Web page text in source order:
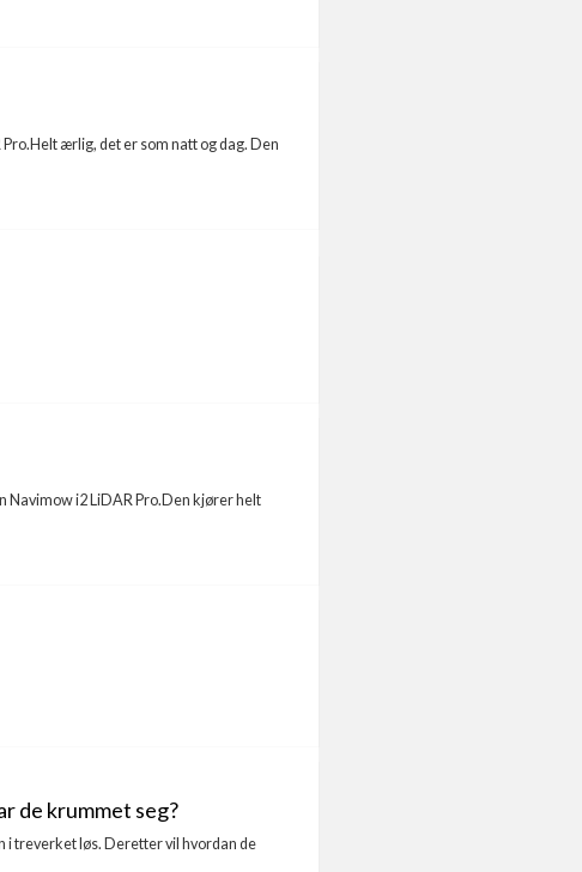
ærlig, det er som natt og dag. Den
Navimow i2 LiDAR Pro.Den kjører helt
de krummet seg?
i treverket løs. Deretter vil hvordan de